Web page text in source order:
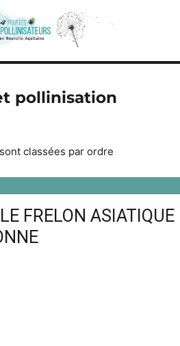
pollinisation
classées par ordre
FRELON ASIATIQUE